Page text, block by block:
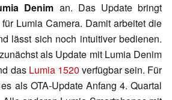
Denim an. Das Update bringt
Lumia Camera. Damit arbeitet die
lässt sich noch intuitiver bedienen.
als Update mit Lumia Denim
das Lumia 1520 verfügbar sein. Für
als OTA-Update Anfang 4. Quartal